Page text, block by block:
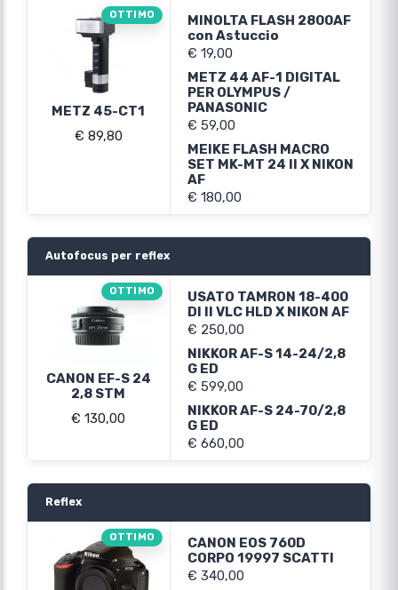
OTTIMO
METZ 45-CT1
€ 89,80
MINOLTA FLASH 2800AF
con Astuccio
€ 19,00
METZ 44 AF-1 DIGITAL
PER OLYMPUS /
PANASONIC
€ 59,00
MEIKE FLASH MACRO
SET MK-MT 24 II X NIKON
AF
€ 180,00
Autofocus per reflex
OTTIMO
CANON EF-S 24
2,8 STM
€ 130,00
USATO TAMRON 18-400
DI II VLC HLD X NIKON AF
€ 250,00
NIKKOR AF-S 14-24/2,8
G ED
€ 599,00
NIKKOR AF-S 24-70/2,8
G ED
€ 660,00
Reflex
OTTIMO
CANON EOS 760D
CORPO 19997 SCATTI
€ 340,00